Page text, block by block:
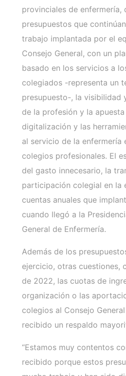
provinciales de enfermería,
presupuestos que
trabajo implantada por el
Consejo General, con un
basado en los servicios a
colegiados -representa un
presupuesto-, la visibilidad
de la profesión y la
digitalización y las
al servicio de la enfermería
colegios profesionales. El
del gasto innecesario, la
participación colegial en la
cuentas anuales que
cuando llegó a la
General de Enfermería.
Además de los
ejercicio, otras cuestiones,
de 2022, las cuotas de
organización o las
colegios al Consejo
recibido un respaldo
“Estamos muy contentos
recibido porque estos